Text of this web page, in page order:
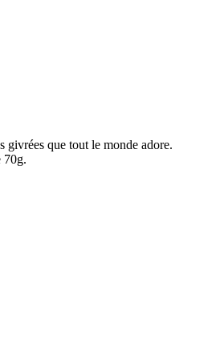
givrées que tout le monde adore.
70g.